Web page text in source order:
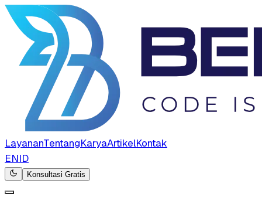
LayananTentangKaryaArtikelKontak
ENID
Konsultasi Gratis